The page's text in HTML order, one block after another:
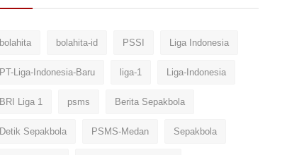
bolahita bolahita-id PSSI Liga Indonesia
PT-Liga-Indonesia-Baru liga-1 Liga-Indonesia
BRI Liga 1 psms Berita Sepakbola
Detik Sepakbola PSMS-Medan Sepakbola